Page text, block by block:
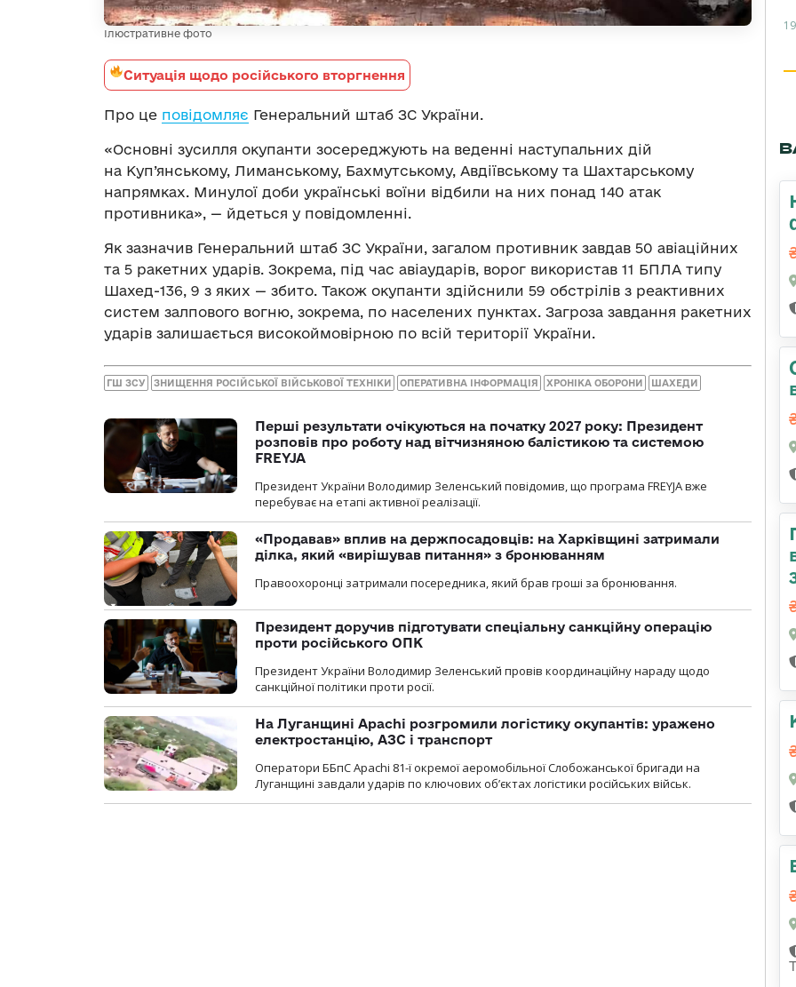
Ілюстративне фото
Ситуація щодо російського вторгнення
Про це повідомляє Генеральний штаб ЗС України.
«Основні зусилля окупанти зосереджують на веденні наступальних дій
на Куп’янському, Лиманському, Бахмутському, Авдіївському та Шахтарському
напрямках. Минулої доби українські воїни відбили на них понад 140 атак
противника», — йдеться у повідомленні.
Як зазначив Генеральний штаб ЗС України, загалом противник завдав 50 авіаційних
та 5 ракетних ударів. Зокрема, під час авіаударів, ворог використав 11 БПЛА типу
Шахед-136, 9 з яких — збито. Також окупанти здійснили 59 обстрілів з реактивних
систем залпового вогню, зокрема, по населених пунктах. Загроза завдання ракетних
ударів залишається високоймовірною по всій території України.
ГШ ЗСУ ЗНИЩЕННЯ РОСІЙСЬКОЇ ВІЙСЬКОВОЇ ТЕХНІКИ ОПЕРАТИВНА ІНФОРМАЦІЯ ХРОНІКА ОБОРОНИ ШАХЕДИ
Перші результати очікуються на початку 2027 року: Президент
розповів про роботу над вітчизняною балістикою та системою
FREYJA
Президент України Володимир Зеленський повідомив, що програма FREYJA вже
перебуває на етапі активної реалізації.
«Продавав» вплив на держпосадовців: на Харківщині затримали
ділка, який «вирішував питання» з бронюванням
Правоохоронці затримали посередника, який брав гроші за бронювання.
Президент доручив підготувати спеціальну санкційну операцію
проти російського ОПК
Президент України Володимир Зеленський провів координаційну нараду щодо
санкційної політики проти росії.
На Луганщині Apachi розгромили логістику окупантів: уражено
електростанцію, АЗС і транспорт
Оператори ББпС Apachi 81-ї окремої аеромобільної Слобожанської бригади на
Луганщині завдали ударів по ключових об’єктах логістики російських військ.